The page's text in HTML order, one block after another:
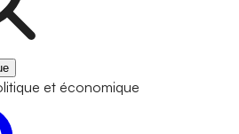
et économique